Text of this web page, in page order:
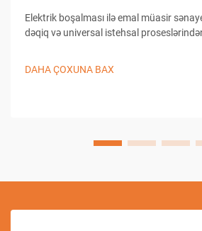
Elektrik boşalması ilə emal müasir
dəqiq və universal istehsal
DAHA ÇOXUNA BAX